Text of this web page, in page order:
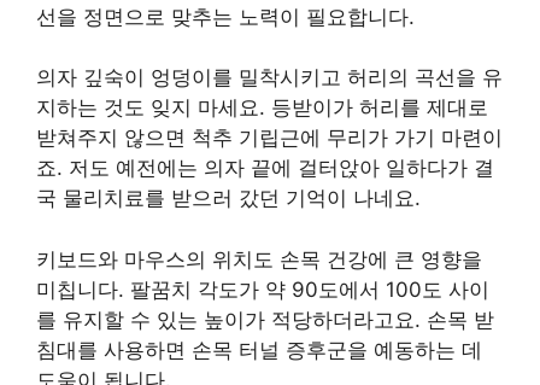
선을 정면으로 맞추는 노력이 필요합니다.
의자 깊숙이 엉덩이를 밀착시키고 허리의 곡선을 유
지하는 것도 잊지 마세요. 등받이가 허리를 제대로
받쳐주지 않으면 척추 기립근에 무리가 가기 마련이
죠. 저도 예전에는 의자 끝에 걸터앉아 일하다가 결
국 물리치료를 받으러 갔던 기억이 나네요.
키보드와 마우스의 위치도 손목 건강에 큰 영향을
미칩니다. 팔꿈치 각도가 약 90도에서 100도 사이
를 유지할 수 있는 높이가 적당하더라고요. 손목 받
침대를 사용하면 손목 터널 증후군을 예동하는 데
도움이 됩니다.